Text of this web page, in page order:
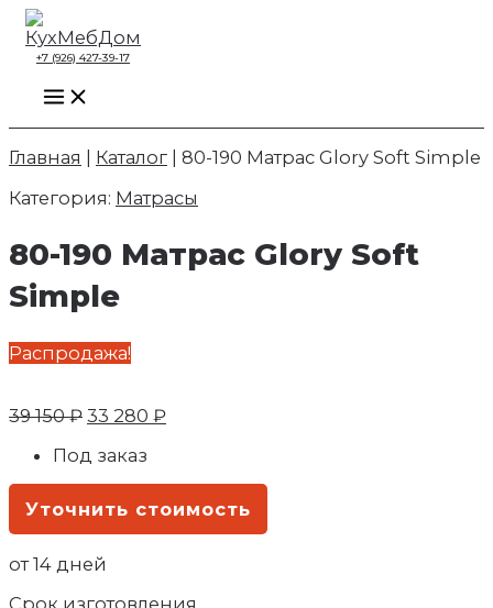
Перейти
содержимому
+7 (926) 427-39-17
Menu
Главная Каталог
80-190 Матрас Glory Soft Simple
Категория: Матрасы
80-190 Матрас Glory Soft
Simple
Распродажа!
39 150₽
цена
составляла
33 280 ₽
Под заказ
Уточнить стоимость
от 14 дней
Search...